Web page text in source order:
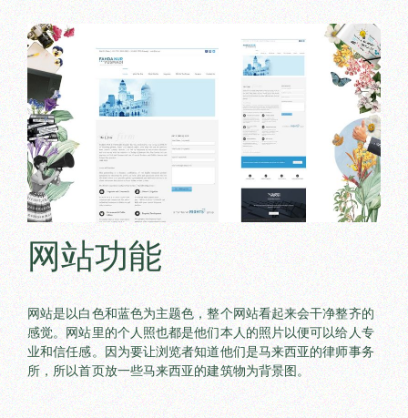
网站功能
网站是以白色和蓝色为主题色，整个网站看起来会干净整齐的
感觉。网站里的个人照也都是他们本人的照片以便可以给人专
业和信任感。因为要让浏览者知道他们是马来西亚的律师事务
所，所以首页放一些马来西亚的建筑物为背景图。